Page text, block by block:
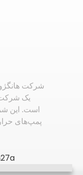
یک شرکت